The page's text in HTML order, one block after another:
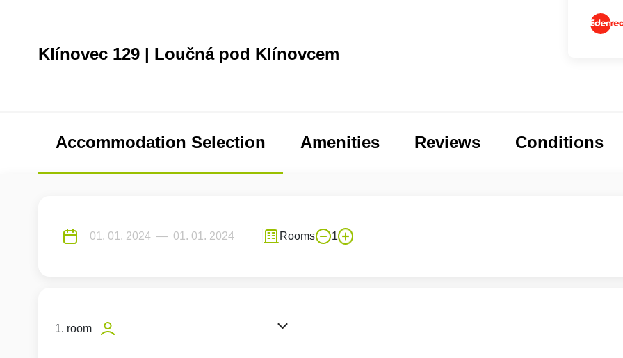
Klínovec 129 | Loučná pod Klínovcem
Accommodation Selection Amenities Reviews Conditions
Rooms 1
1. room